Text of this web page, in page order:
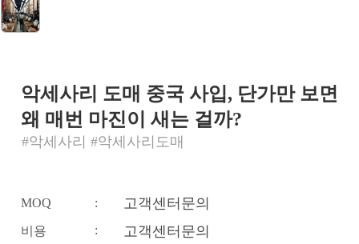
악세사리 도매 중국 사입, 단가만 보면
왜 매번 마진이 새는 걸까?
#악세사리 #악세사리도매
MOQ : 고객센터문의
비용 : 고객센터문의